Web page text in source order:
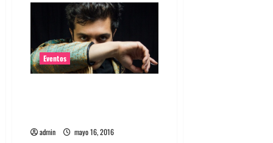
Dënver,
Inverness
en
Tocata
por
la
educación
Eventos
admin mayo 16, 2016